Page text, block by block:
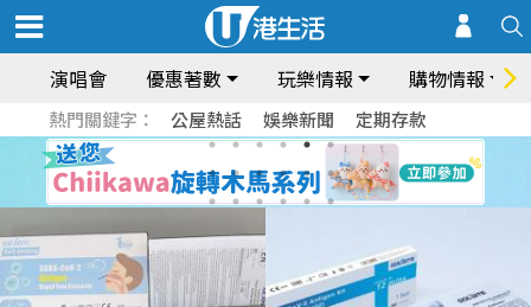
演唱會 優惠著數 玩樂情報 購物情報
熱門關鍵字： 公屋熱話 娛樂新聞 定期存款